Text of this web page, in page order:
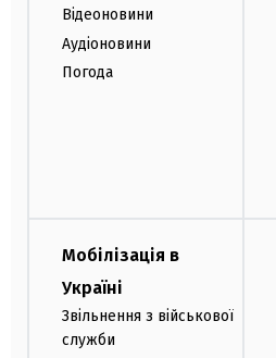
Відеоновини
Аудіоновини
Погода
Мобілізація в
Україні
Звільнення з військової
служби